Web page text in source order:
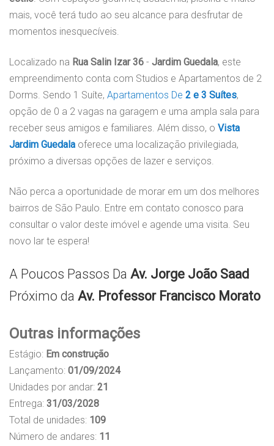
mais, você terá tudo ao seu alcance para desfrutar de
momentos inesquecíveis.
Localizado na Rua Salin Izar 36 - Jardim Guedala, este
empreendimento conta com Studios e Apartamentos de 2
Dorms. Sendo 1 Suíte, Apartamentos De 2 e 3 Suítes,
opção de 0 a 2 vagas na garagem e uma ampla sala para
receber seus amigos e familiares. Além disso, o Vista
Jardim Guedala oferece uma localização privilegiada,
próximo a diversas opções de lazer e serviços.
Não perca a oportunidade de morar em um dos melhores
bairros de São Paulo. Entre em contato conosco para
consultar o valor deste imóvel e agende uma visita. Seu
novo lar te espera!
A Poucos Passos Da Av. Jorge João Saad
Próximo da Av. Professor Francisco Morato
Outras informações
Estágio: Em construção
Lançamento: 01/09/2024
Unidades por andar: 21
Entrega: 31/03/2028
Total de unidades: 109
Número de andares: 11